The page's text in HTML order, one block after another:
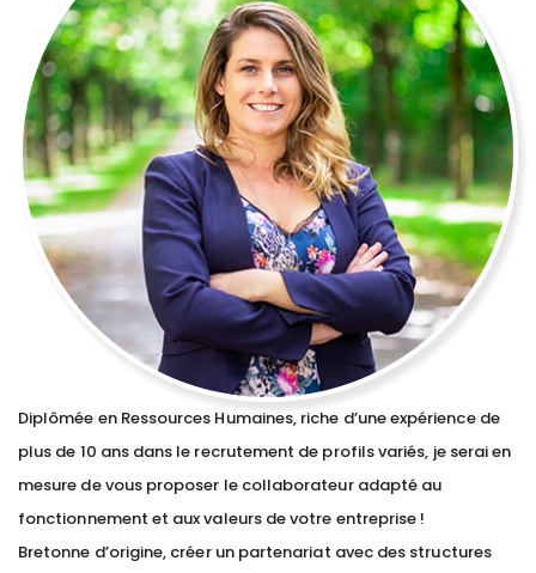
Diplômée en Ressources Humaines, riche d’une expérience de
plus de 10 ans dans le recrutement de profils variés, je serai en
mesure de vous proposer le collaborateur adapté au
fonctionnement et aux valeurs de votre entreprise !
Bretonne d’origine, créer un partenariat avec des structures